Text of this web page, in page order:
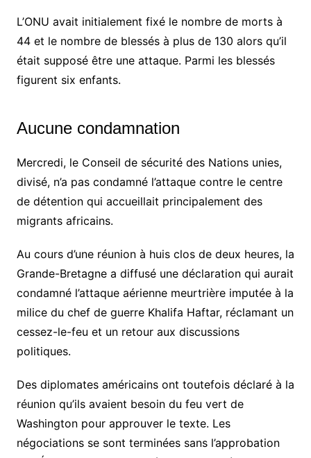
L’ONU avait initialement fixé le nombre de morts à
44 et le nombre de blessés à plus de 130 alors qu’il
était supposé être une attaque. Parmi les blessés
figurent six enfants.
Aucune condamnation
Mercredi, le Conseil de sécurité des Nations unies,
divisé, n’a pas condamné l’attaque contre le centre
de détention qui accueillait principalement des
migrants africains.
Au cours d’une réunion à huis clos de deux heures, la
Grande-Bretagne a diffusé une déclaration qui aurait
condamné l’attaque aérienne meurtrière imputée à la
milice du chef de guerre Khalifa Haftar, réclamant un
cessez-le-feu et un retour aux discussions
politiques.
Des diplomates américains ont toutefois déclaré à la
réunion qu’ils avaient besoin du feu vert de
Washington pour approuver le texte. Les
négociations se sont terminées sans l’approbation